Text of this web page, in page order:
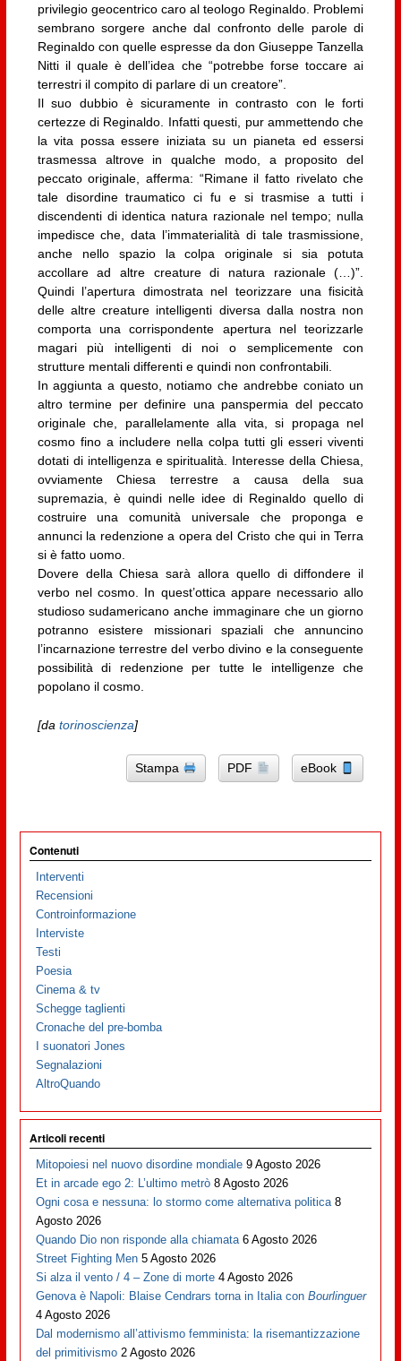
privilegio geocentrico caro al teologo Reginaldo. Problemi
sembrano sorgere anche dal confronto delle parole di
Reginaldo con quelle espresse da don Giuseppe Tanzella
Nitti il quale è dell’idea che “potrebbe forse toccare ai
terrestri il compito di parlare di un creatore”.
Il suo dubbio è sicuramente in contrasto con le forti
certezze di Reginaldo. Infatti questi, pur ammettendo che
la vita possa essere iniziata su un pianeta ed essersi
trasmessa altrove in qualche modo, a proposito del
peccato originale, afferma: “Rimane il fatto rivelato che
tale disordine traumatico ci fu e si trasmise a tutti i
discendenti di identica natura razionale nel tempo; nulla
impedisce che, data l’immaterialità di tale trasmissione,
anche nello spazio la colpa originale si sia potuta
accollare ad altre creature di natura razionale (…)”.
Quindi l’apertura dimostrata nel teorizzare una fisicità
delle altre creature intelligenti diversa dalla nostra non
comporta una corrispondente apertura nel teorizzarle
magari più intelligenti di noi o semplicemente con
strutture mentali differenti e quindi non confrontabili.
In aggiunta a questo, notiamo che andrebbe coniato un
altro termine per definire una panspermia del peccato
originale che, parallelamente alla vita, si propaga nel
cosmo fino a includere nella colpa tutti gli esseri viventi
dotati di intelligenza e spiritualità. Interesse della Chiesa,
ovviamente Chiesa terrestre a causa della sua
supremazia, è quindi nelle idee di Reginaldo quello di
costruire una comunità universale che proponga e
annunci la redenzione a opera del Cristo che qui in Terra
si è fatto uomo.
Dovere della Chiesa sarà allora quello di diffondere il
verbo nel cosmo. In quest’ottica appare necessario allo
studioso sudamericano anche immaginare che un giorno
potranno esistere missionari spaziali che annuncino
l’incarnazione terrestre del verbo divino e la conseguente
possibilità di redenzione per tutte le intelligenze che
popolano il cosmo.
[da torinoscienza]
Stampa PDF eBook
Contenuti
Interventi
Recensioni
Controinformazione
Interviste
Testi
Poesia
Cinema & tv
Schegge taglienti
Cronache del pre-bomba
I suonatori Jones
Segnalazioni
AltroQuando
Articoli recenti
Mitopoiesi nel nuovo disordine mondiale 9 Agosto 2026
Et in arcade ego 2: L’ultimo metrò 8 Agosto 2026
Ogni cosa e nessuna: lo stormo come alternativa politica 8
Agosto 2026
Quando Dio non risponde alla chiamata 6 Agosto 2026
Street Fighting Men 5 Agosto 2026
Si alza il vento / 4 – Zone di morte 4 Agosto 2026
Genova è Napoli: Blaise Cendrars torna in Italia conBourlinguer
4 Agosto 2026
Dal modernismo all’attivismo femminista: la risemantizzazione
del primitivismo 2 Agosto 2026